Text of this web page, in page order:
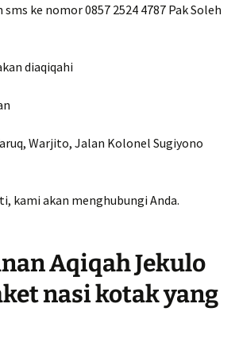
sms ke nomor 0857 2524 4787 Pak Soleh
diaqiqahi
Warjito, Jalan Kolonel Sugiyono
kami akan menghubungi Anda.
Aqiqah Jekulo
nasi kotak yang